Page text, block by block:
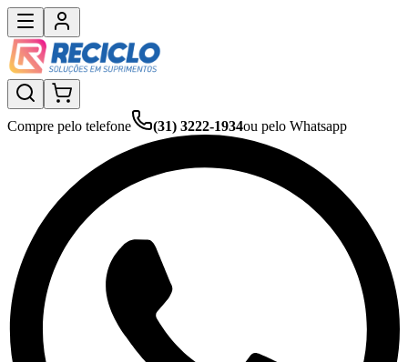
Compre pelo telefone (31) 3222-1934ou pelo Whatsapp